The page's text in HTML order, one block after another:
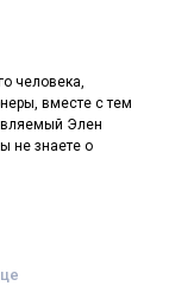
человека,
вместе с тем
Элен
не знаете о